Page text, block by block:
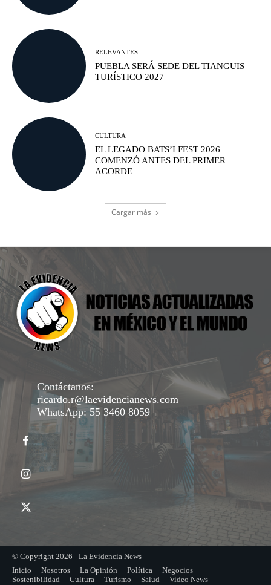
RELEVANTES
PUEBLA SERÁ SEDE DEL TIANGUIS
TURÍSTICO 2027
CULTURA
EL LEGADO BATS’I FEST 2026
COMENZÓ ANTES DEL PRIMER
ACORDE
Cargar más
Contáctanos:
ricardo.r@laevidencianews.com
WhatsApp: 55 3460 8059
© Copyright 2026 - La Evidencia News
Inicio
Nosotros La Opinión Política
Negocios
Sostenibilidad
Cultura Turismo Salud Video News